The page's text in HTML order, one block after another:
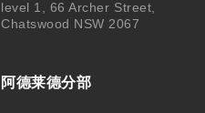
level 1, 66 Archer Street,
Chatswood NSW 2067
阿德莱德分部